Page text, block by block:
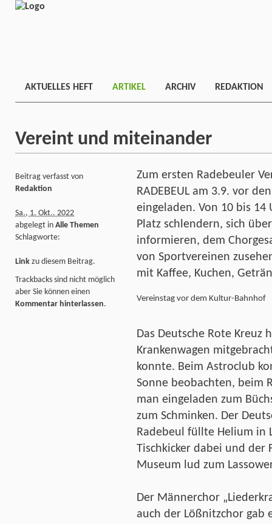
AKTUELLES HEFT ARTIKEL ARCHIV REDAKTION
Vereint und miteinander
Zum ersten Radebeuler
RADEBEUL am 3.9. vor
eingeladen. Von 10 bis
Platz schlendern, sich
informieren, dem
von Sportvereinen
mit Kaffee, Kuchen,
Vereinstag vor dem Kultur-Bahnhof
Das Deutsche Rote Kreuz
Krankenwagen
konnte. Beim Astroclub
Sonne beobachten, beim
man eingeladen zum
zum Schminken. Der
Radebeul füllte Helium in
Tischkicker dabei und der
Museum lud zum
Der Männerchor
auch der Lößnitzchor gab
Beitrag verfasst von
Redaktion
Sa., 1. Okt.. 2022
abgelegt in Alle Themen
Schlagworte:
Link zu diesem Beitrag.
Trackbacks sind nicht möglich
aber Sie können einen
Kommentar hinterlassen.